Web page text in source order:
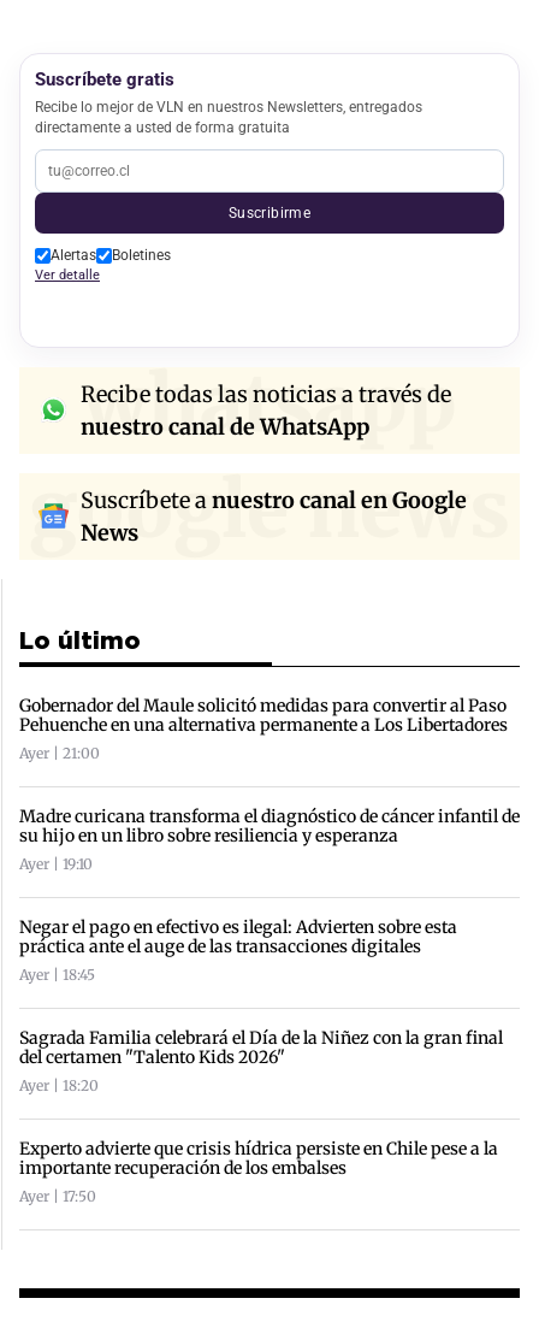
Suscríbete gratis
Recibe lo mejor de VLN en nuestros Newsletters, entregados
directamente a usted de forma gratuita
Suscribirme
Alertas Boletines
Ver detalle
whatsapp
Recibe todas las noticias a través de
nuestro canal de WhatsApp
google news
Suscríbete anuestro canal en Google
News
Lo último
Gobernador del Maule solicitó medidas para convertir al Paso
Pehuenche en una alternativa permanente a Los Libertadores
Ayer | 21:00
Madre curicana transforma el diagnóstico de cáncer infantil de
su hijo en un libro sobre resiliencia y esperanza
Ayer | 19:10
Negar el pago en efectivo es ilegal: Advierten sobre esta
práctica ante el auge de las transacciones digitales
Ayer | 18:45
Sagrada Familia celebrará el Día de la Niñez con la gran final
del certamen "Talento Kids 2026"
Ayer | 18:20
Experto advierte que crisis hídrica persiste en Chile pese a la
importante recuperación de los embalses
Ayer | 17:50